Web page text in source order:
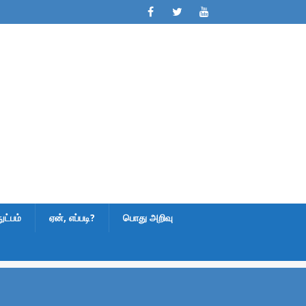
ஏன், எப்படி? பொது அறிவு